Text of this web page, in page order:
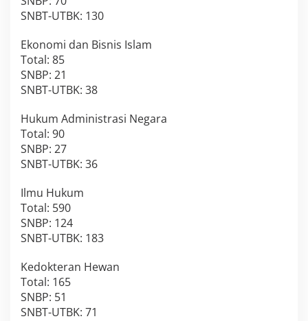
SNBT-UTBK: 130
Ekonomi dan Bisnis Islam
Total: 85
SNBP: 21
SNBT-UTBK: 38
Hukum Administrasi Negara
Total: 90
SNBP: 27
SNBT-UTBK: 36
Ilmu Hukum
Total: 590
SNBP: 124
SNBT-UTBK: 183
Kedokteran Hewan
Total: 165
SNBP: 51
SNBT-UTBK: 71